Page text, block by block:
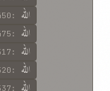
: الله
: الله
: الله
: الله
: